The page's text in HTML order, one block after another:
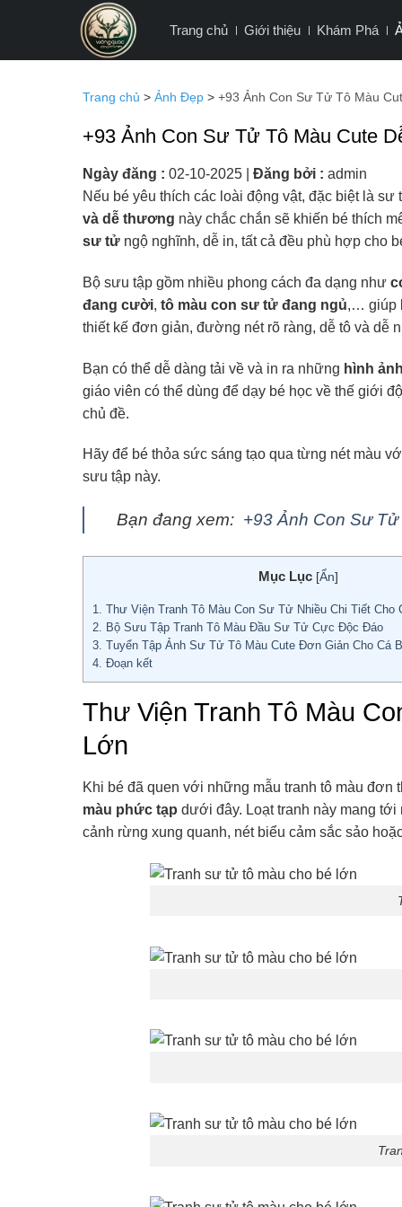
Trang chủ Giới thiệu Khám Phá
Trang chủ > Ảnh Đẹp > +93 Ảnh Con Sư Tử Tô Màu
+93 Ảnh Con Sư Tử Tô Màu Cute
Ngày đăng : 02-10-2025 Đăng bởi : admin
Nếu bé yêu thích các loài động vật, đặc biệt là sư
và dễ thương này chắc chắn sẽ khiến bé thích
sư tử ngộ nghĩnh, dễ in, tất cả đều phù hợp cho
Bộ sưu tập gồm nhiều phong cách đa dạng như
đang cười, tô màu con sư tử đang ngủ,… giúp
thiết kế đơn giản, đường nét rõ ràng, dễ tô và dễ
Bạn có thể dễ dàng tải về và in ra những hình
giáo viên có thể dùng để dạy bé học về thế giới
chủ đề.
Hãy để bé thỏa sức sáng tạo qua từng nét màu
sưu tập này.
Bạn đang xem: +93 Ảnh Con Sư
Mục Lục [Ẩn]
1. Thư Viện Tranh Tô Màu Con Sư Tử Nhiều Chi Tiết Cho
2. Bộ Sưu Tập Tranh Tô Màu Đầu Sư Tử Cực Độc Đáo
3. Tuyển Tập Ảnh Sư Tử Tô Màu Cute Đơn Giản Cho Cá
4. Đoạn kết
Thư Viện Tranh Tô Màu
Lớn
Khi bé đã quen với những mẫu tranh tô màu
màu phức tạp dưới đây. Loạt tranh này mang
cảnh rừng xung quanh, nét biểu cảm sắc sảo